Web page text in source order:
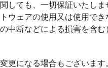
しても、一切保証いたし
ウェアの使用又は使用で
中断などによる損害を含
更になる場合もございます